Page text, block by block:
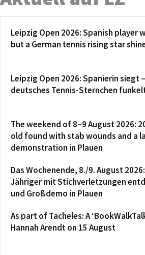
Leipzig Open 2026: Spanish player
but a German tennis rising star
Leipzig Open 2026: Spanierin siegt
deutsches Tennis-Sternchen
The weekend of 8–9 August 2026:
old found with stab wounds and a
demonstration in Plauen
Das Wochenende, 8./9. August
Jähriger mit Stichverletzungen
und Großdemo in Plauen
As part of Tacheles: A
Hannah Arendt on 15 August